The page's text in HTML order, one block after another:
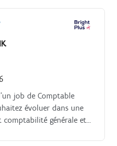
job de Comptable
évoluer dans une
générale et